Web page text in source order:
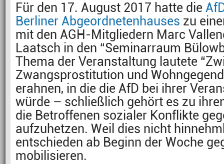
Für den 17. August 2017 hatte die
Berliner Abgeordnetenhauses zu
mit den AGH-Mitgliedern Marc
Laatsch in den “Seminarraum
Thema der Veranstaltung lautete
Zwangsprostitution und
erahnen, in die die AfD bei ihrer
würde – schließlich gehört es zu
die Betroffenen sozialer Konflikte
aufzuhetzen. Weil dies nicht
entschieden ab Beginn der Woche
mobilisieren.